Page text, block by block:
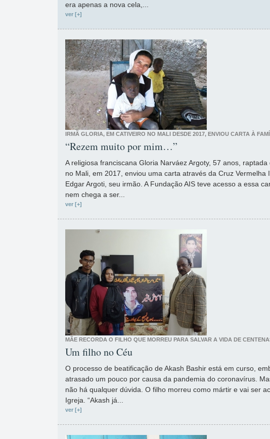
era apenas a nova cela,...
ver [+]
IRMÃ GLORIA, EM CATIVEIRO NO MALI DESDE 2017, ENVIOU CARTA À
“Rezem muito por mim…”
A religiosa franciscana Gloria Narváez Argoty, 57 anos, raptada
no Mali, em 2017, enviou uma carta através da Cruz Vermelha
Edgar Argoti, seu irmão. A Fundação AIS teve acesso a essa
nem chega a ser...
ver [+]
MÃE RECORDA O FILHO QUE MORREU PARA SALVAR A VIDA DE
Um filho no Céu
O processo de beatificação de Akash Bashir está em curso,
atrasado um pouco por causa da pandemia do coronavírus.
não há qualquer dúvida. O filho morreu como mártir e vai ser
Igreja. “Akash já...
ver [+]